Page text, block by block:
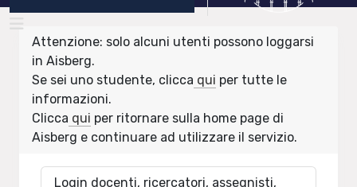
Attenzione: solo alcuni utenti possono loggarsi
in Aisberg.
Se sei uno studente, clicca qui per tutte le
informazioni.
Clicca qui per ritornare sulla home page di
Aisberg e continuare ad utilizzare il servizio.
Login docenti, ricercatori, assegnisti,